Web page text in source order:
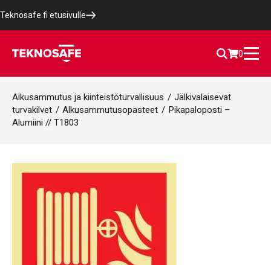
Teknosafe.fi etusivulle
0
Alkusammutus ja kiinteistöturvallisuus / Jälkivalaisevat
turvakilvet / Alkusammutusopasteet / Pikapaloposti –
Alumiini // T1803